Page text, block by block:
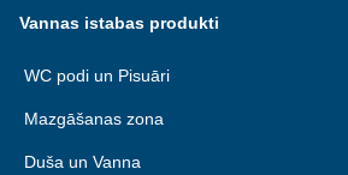
Vannas istabas produkti
WC podi un Pisuāri
Mazgāšanas zona
Duša un Vanna